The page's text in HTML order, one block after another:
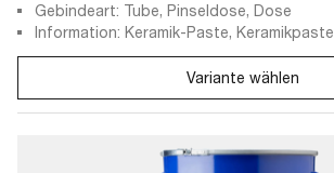
Gebindeart: Tube, Pinseldose, Dose
Information: Keramik-Paste, Keramikpaste
Variante wählen